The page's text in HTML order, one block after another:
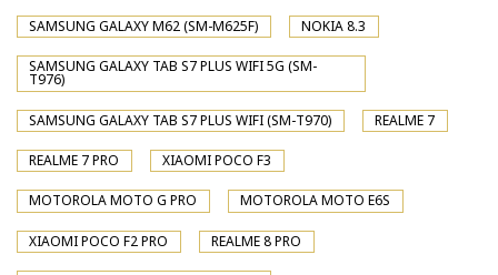
SAMSUNG GALAXY M62 (SM-M625F) NOKIA 8.3
SAMSUNG GALAXY TAB S7 PLUS WIFI 5G (SM-
T976)
SAMSUNG GALAXY TAB S7 PLUS WIFI (SM-T970) REALME 7
REALME 7 PRO XIAOMI POCO F3
MOTOROLA MOTO G PRO MOTOROLA MOTO E6S
XIAOMI POCO F2 PRO REALME 8 PRO